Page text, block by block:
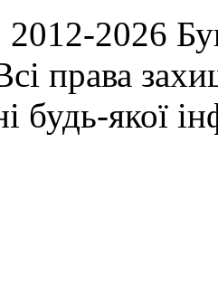
2026
права
будь-якої